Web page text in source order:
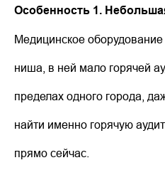
Особенность 1.
Медицинское
ниша, в ней мало горячей
пределах одного города,
найти именно горячую
прямо сейчас.